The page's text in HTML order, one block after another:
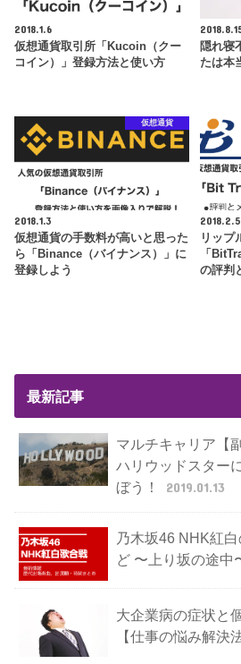
2018.1.6
仮想通貨取引所「Kucoin（クー
コイン）」登録方法と使い方
隠れ寝
たは本
仮想通貨
2018.1.3
仮想通貨の手数料が高いと思った
ら「Binance（バイナンス）」に
登録しよう
2018.2.5
リップ
「
の評判
最新記事
マルチキャリア【
ハリウッドスター
ぼう！
2019.01.13
乃木坂46 NHK紅
ど 〜上り坂の途中
大企業病の症状と
【仕事の悩み解決